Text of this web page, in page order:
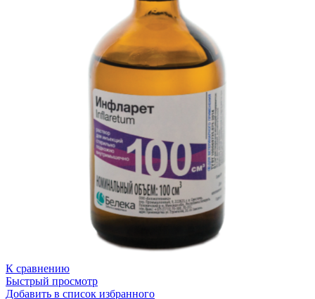
К сравнению
Быстрый просмотр
Добавить в список избранного